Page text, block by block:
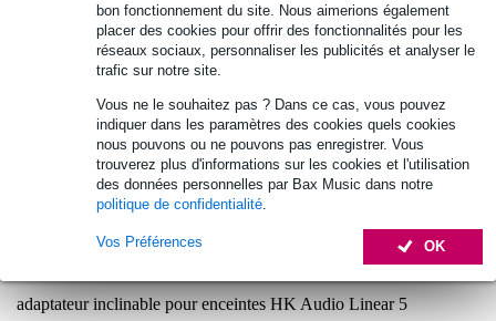
bon fonctionnement du site. Nous aimerions également
placer des cookies pour offrir des fonctionnalités pour les
réseaux sociaux, personnaliser les publicités et analyser le
trafic sur notre site.
Vous ne le souhaitez pas ? Dans ce cas, vous pouvez
indiquer dans les paramètres des cookies quels cookies
nous pouvons ou ne pouvons pas enregistrer. Vous
trouverez plus d'informations sur les cookies et l'utilisation
des données personnelles par Bax Music dans notre
politique de confidentialité
OK
Vos Préférences
Commande avant 23:00 = dans un délai d'environ 8 jours
ouvrables à domicile
Retours gratuits
30 jours satisfait ou remboursé
adaptateur inclinable pour enceintes HK Audio Linear 5